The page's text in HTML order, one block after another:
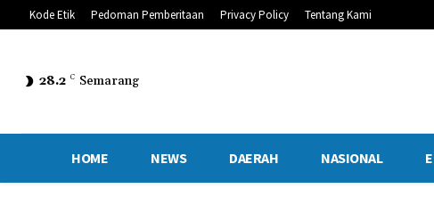
Kode Etik Pedoman Pemberitaan Privacy Policy Tentang Kami
28.2 C Semarang
HOME NEWS DAERAH NASIONAL